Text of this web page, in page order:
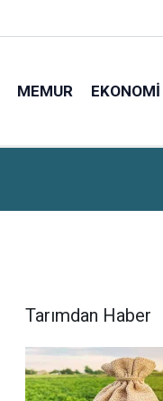
MEMUR EKONOMI
Tarımdan Haber